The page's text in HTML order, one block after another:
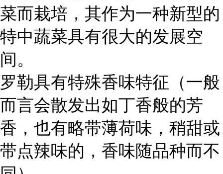
菜而栽培，其作为一种新型的
特中蔬菜具有很大的发展空
间。
罗勒具有特殊香味特征（一般
而言会散发出如丁香般的芳
香，也有略带薄荷味，稍甜或
带点辣味的，香味随品种而不